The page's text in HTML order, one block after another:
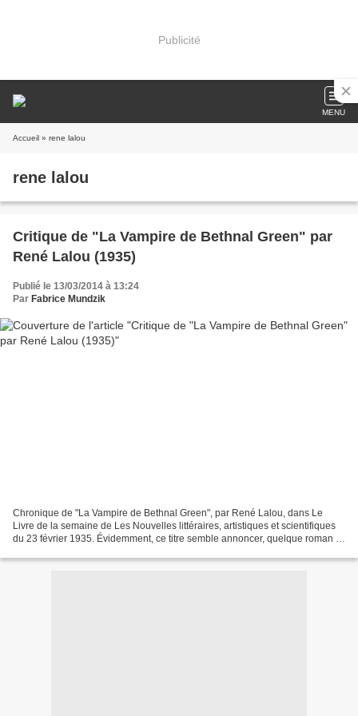
Publicité
MENU
Accueil » rene lalou
rene lalou
Critique de "La Vampire de Bethnal Green" par
René Lalou (1935)
Publié le 13/03/2014 à 13:24
Par Fabrice Mundzik
Chronique de "La Vampire de Bethnal Green", par René Lalou, dans Le
Livre de la semaine de Les Nouvelles littéraires, artistiques et scientifiques
du 23 février 1935. Évidemment, ce titre semble annoncer, quelque roman à